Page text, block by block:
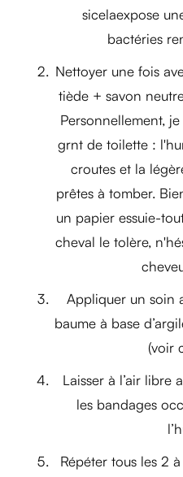
sicelaexpose
bactéries
Nettoyer une fois
tiède + savon
Personnellement,
grnt de toilette :
croutes et la
prêtes à tomber.
un papier essuie-
cheval le tolère,
Appliquer un soin
baume à base
(voir
Laisser à l’air libre
les bandages
Répéter tous les 2